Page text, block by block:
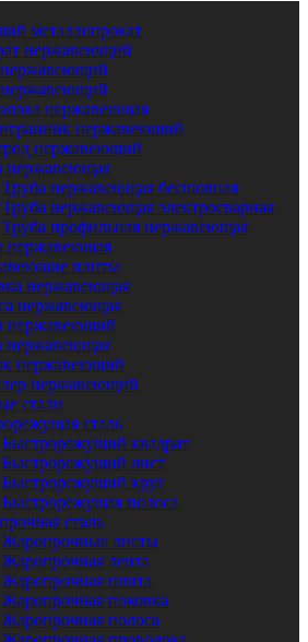
металлопрокат
нержавеющий
нержавеющая
нержавеющий
нержавеющий
нержавеющая
Труба нержавеющая бесшовная
Труба нержавеющая электросварная
Труба профильная нержавеющая
нержавеющая
плиты
нержавеющая
нержавеющая
нержавеющий
нержавеющая
нержавеющий
нержавеющий
стали
сталь
Быстрорежущий квадрат
Быстрорежущий лист
Быстрорежущий круг
Быстрорежущая полоса
сталь
Жаропрочные листы
Жаропрочная лента
Жаропрочная плита
Жаропрочная поковка
Жаропрочная полоса